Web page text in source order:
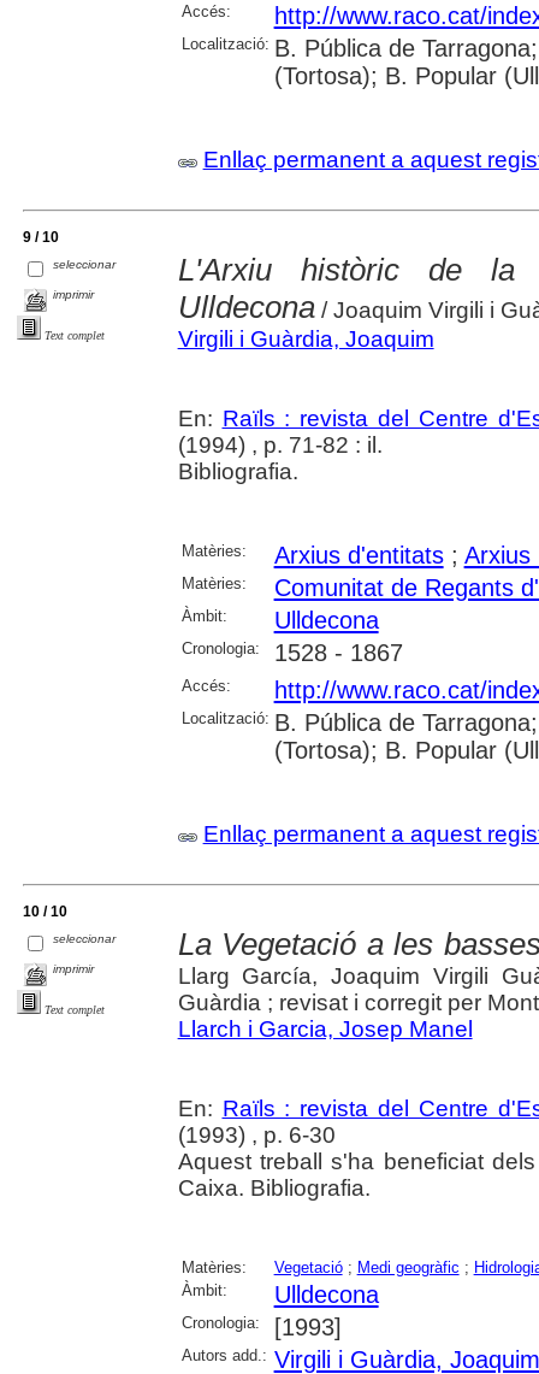
Accés: http://www.raco.cat/
Localització: B. Pública de
(Tortosa); B. Popular
Enllaç permanent a aquest
9 / 10
seleccionar
imprimir
Text complet
L'Arxiu històric de la
Ulldecona/ Joaquim Virgili i
Virgili i Guàrdia, Joaquim
En: Raïls : revista del Centre
(1994) , p. 71-82 : il.
Bibliografia.
Matèries: Arxius d'entitats; Arxius
Matèries: Comunitat de Regants
Àmbit: Ulldecona
Cronologia: 1528 - 1867
Accés: http://www.raco.cat/
Localització: B. Pública de
(Tortosa); B. Popular
Enllaç permanent a aquest
10 / 10
seleccionar
imprimir
Text complet
La Vegetació a les
Llarg García, Joaquim Virgili
Guàrdia ; revisat i corregit per
Llarch i Garcia, Josep Manel
En: Raïls : revista del Centre
(1993) , p. 6-30
Aquest treball s'ha beneficiat
Caixa. Bibliografia.
Matèries: Vegetació; Medi geogràfic ;
Àmbit:
Ulldecona
Cronologia: [1993]
Autors add.: Virgili i Guàrdia, Joaquim